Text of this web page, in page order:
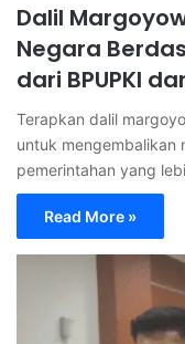
Dalil
Negara
dari BPUPKI
Terapkan dalil
untuk mengembalikan
pemerintahan yang
Read More »